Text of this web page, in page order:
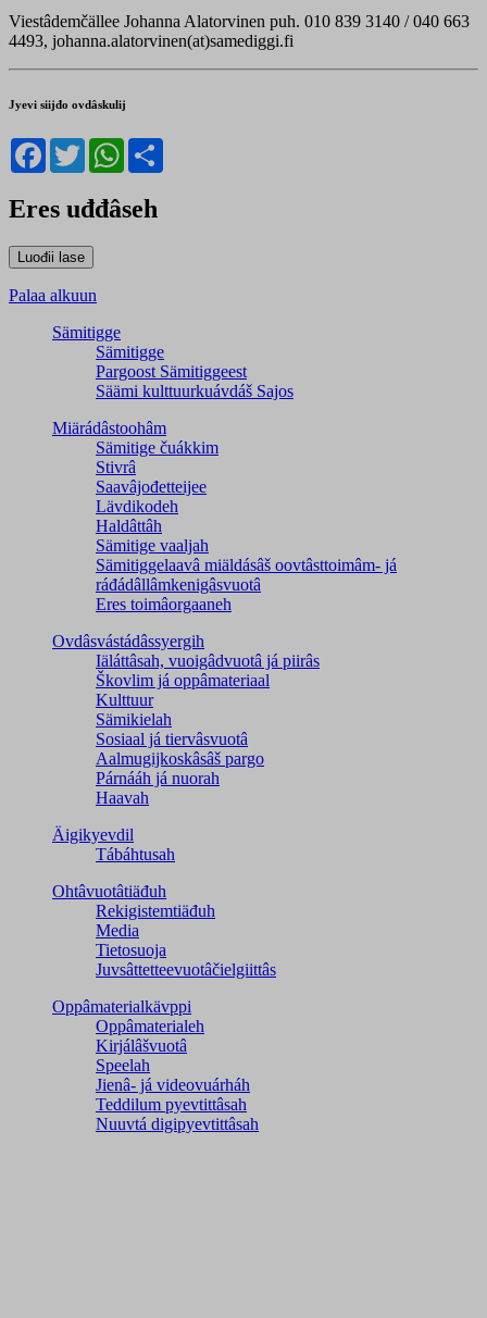
Viestâdemčällee Johanna Alatorvinen puh. 010 839 3140 / 040 663
4493, johanna.alatorvinen(at)samediggi.fi
Jyevi siijđo ovdâskulij
Facebook
TwitterWhatsApp
Eres uđđâseh
Palaa alkuun
Sämitigge
Sämitigge
Pargoost Sämitiggeest
Säämi kulttuurkuávdáš Sajos
Miärádâstoohâm
Sämitige čuákkim
Stivrâ
Saavâjođetteijee
Lävdikodeh
Haldâttâh
Sämitige vaaljah
Sämitiggelaavâ miäldásâš oovtâsttoimâm- já
ráđádâllâmkenigâsvuotâ
Eres toimâorgaaneh
Ovdâsvástádâssyergih
Iäláttâsah, vuoigâdvuotâ já piirâs
Škovlim já oppâmateriaal
Kulttuur
Sämikielah
Sosiaal já tiervâsvuotâ
Aalmugijkoskâsâš pargo
Párnááh já nuorah
Haavah
Äigikyevdil
Tábáhtusah
Ohtâvuotâtiäđuh
Rekigistemtiäđuh
Media
Tietosuoja
Juvsâttetteevuotâčielgiittâs
Oppâmaterialkävppi
Oppâmaterialeh
Kirjálâšvuotâ
Speelah
Jienâ- já videovuárháh
Teddilum pyevtittâsah
Nuuvtá digipyevtittâsah